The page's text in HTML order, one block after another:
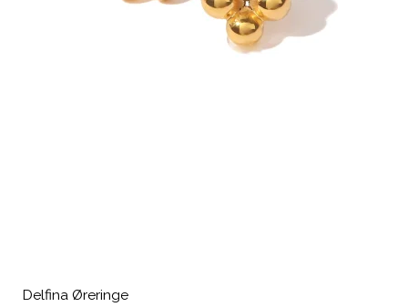
Delfina Øreringe